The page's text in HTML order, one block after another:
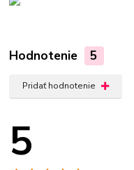
Hodnotenie 5
Pridať hodnotenie
5